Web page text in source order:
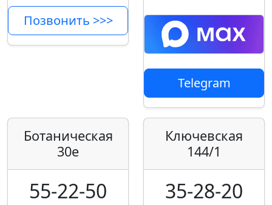
Позвонить >>>
Telegram
Ботаническая
30е
55-22-50
Ключевская
144/1
35-28-20